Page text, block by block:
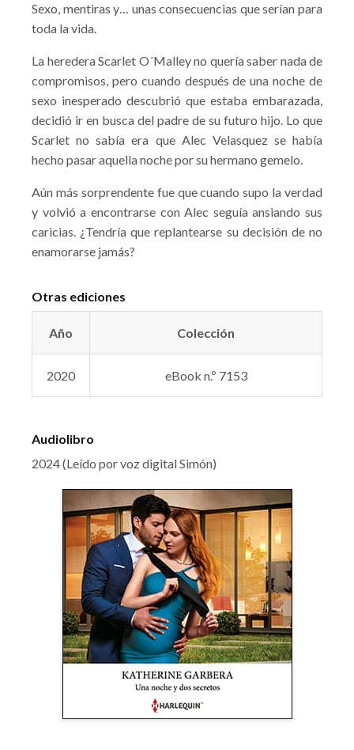
Sexo, mentiras y… unas consecuencias que serían para
toda la vida.
La heredera Scarlet O´Malley no quería saber nada de
compromisos, pero cuando después de una noche de
sexo inesperado descubrió que estaba embarazada,
decidió ir en busca del padre de su futuro hijo. Lo que
Scarlet no sabía era que Alec Velasquez se había
hecho pasar aquella noche por su hermano gemelo.
Aún más sorprendente fue que cuando supo la verdad
y volvió a encontrarse con Alec seguía ansiando sus
caricias. ¿Tendría que replantearse su decisión de no
enamorarse jamás?
Otras ediciones
Año Colección
2020 eBook n.º 7153
Audiolibro
2024 (Leído por voz digital Simón)